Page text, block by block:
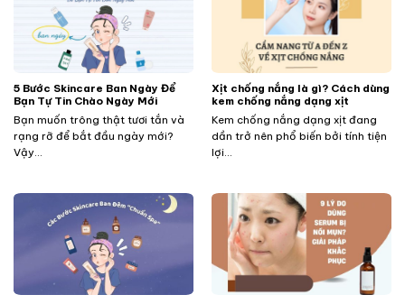
5 Bước Skincare Ban Ngày Để
Bạn Tự Tin Chào Ngày Mới
Bạn muốn trông thật tươi tắn và
rạng rỡ để bắt đầu ngày mới?
Vậy...
Xịt chống nắng là gì? Cách dùng
kem chống nắng dạng xịt
Kem chống nắng dạng xịt đang
dần trở nên phổ biến bởi tính tiện
lợi...